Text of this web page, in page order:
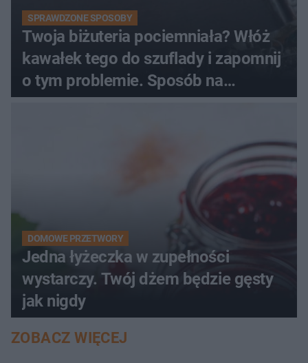
SPRAWDZONE SPOSOBY
Twoja biżuteria pociemniała? Włóż
kawałek tego do szuflady i zapomnij
o tym problemie. Sposób na
pociemniałą biżuterię
DOMOWE PRZETWORY
Jedna łyżeczka w zupełności
wystarczy. Twój dżem będzie gęsty
jak nigdy
ZOBACZ WIĘCEJ